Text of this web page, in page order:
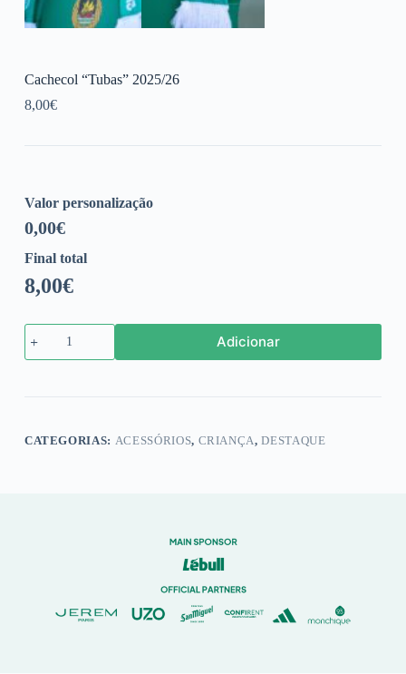
Cachecol “Tubas” 2025/26
8,00€
Valor personalização
0,00€
Final total
8,00€
Quantidade
de
Cachecol
Adicionar
CATEGORIAS: ACESSÓRIOS, CRIANÇA,DESTAQUE